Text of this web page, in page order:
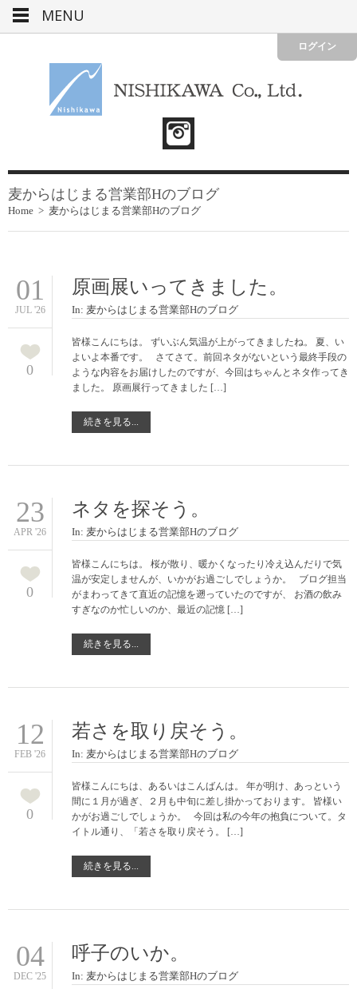
ログイン
麦からはじまる営業部Hのブログ
Home > 麦からはじまる営業部Hのブログ
01
JUL '26
0
原画展いってきました。
In: 麦からはじまる営業部Hのブログ
皆様こんにちは。 ずいぶん気温が上がってきましたね。 夏、い
よいよ本番です。 さてさて。前回ネタがないという最終手段の
ような内容をお届けしたのですが、今回はちゃんとネタ作ってき
ました。 原画展行ってきました […]
続きを見る...
23
APR '26
0
ネタを探そう。
In: 麦からはじまる営業部Hのブログ
皆様こんにちは。 桜が散り、暖かくなったり冷え込んだりで気
温が安定しませんが、いかがお過ごしでしょうか。 ブログ担当
がまわってきて直近の記憶を遡っていたのですが、 お酒の飲み
すぎなのか忙しいのか、最近の記憶 […]
続きを見る...
12
FEB '26
0
若さを取り戻そう。
In: 麦からはじまる営業部Hのブログ
皆様こんにちは、あるいはこんばんは。 年が明け、あっという
間に１月が過ぎ、２月も中旬に差し掛かっております。 皆様い
かがお過ごしでしょうか。 今回は私の今年の抱負について。タ
イトル通り、「若さを取り戻そう。 […]
続きを見る...
04
DEC '25
呼子のいか。
In: 麦からはじまる営業部Hのブログ
MENU